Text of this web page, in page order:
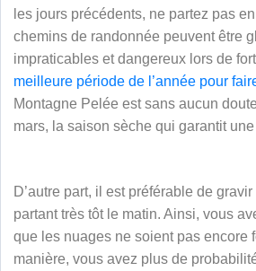
les jours précédents, ne partez pas
chemins de randonnée peuvent être
impraticables et dangereux lors de
meilleure période de l’année pour
Montagne Pelée est sans aucun
mars, la saison sèche qui garantit
D’autre part, il est préférable de
partant très tôt le matin. Ainsi, vous
que les nuages ne soient pas encore
manière, vous avez plus de